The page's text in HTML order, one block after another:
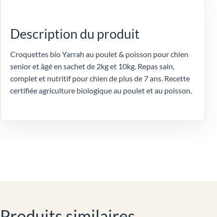
Description du produit
Croquettes bio Yarrah au poulet & poisson pour chien
senior et âgé en sachet de 2kg et 10kg. Repas sain,
complet et nutritif pour chien de plus de 7 ans. Recette
certifiée agriculture biologique au poulet et au poisson.